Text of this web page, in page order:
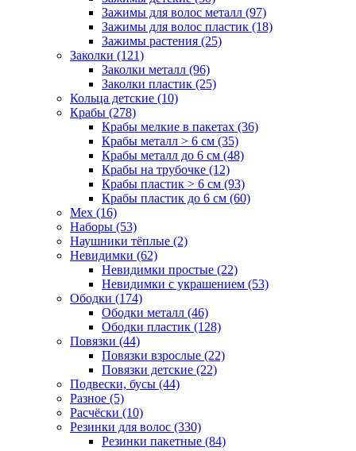
Зажимы для волос металл (97)
Зажимы для волос пластик (18)
Зажимы растения (25)
Заколки (121)
Заколки металл (96)
Заколки пластик (25)
Кольца детские (10)
Крабы (278)
Крабы мелкие в пакетах (36)
Крабы металл > 6 см (35)
Крабы металл до 6 см (48)
Крабы на трубочке (12)
Крабы пластик > 6 см (93)
Крабы пластик до 6 см (60)
Мех (16)
Наборы (53)
Наушники тёплые (2)
Невидимки (62)
Невидимки простые (22)
Невидимки с украшением (53)
Ободки (174)
Ободки металл (46)
Ободки пластик (128)
Повязки (44)
Повязки взрослые (22)
Повязки детские (22)
Подвески, бусы (44)
Разное (5)
Расчёски (10)
Резинки для волос (330)
Резинки пакетные (84)